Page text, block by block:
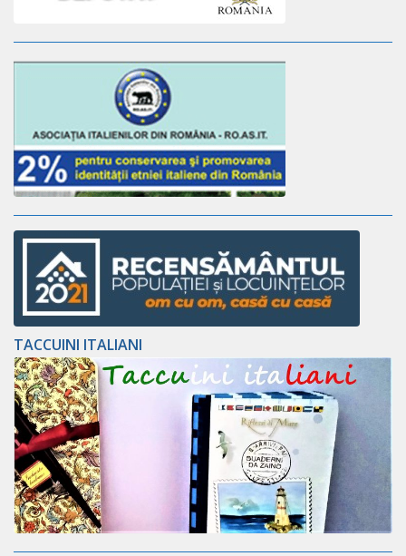
TACCUINI ITALIANI